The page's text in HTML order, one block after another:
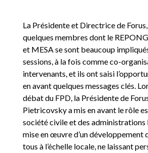
La Présidente et Directrice de
quelques membres dont le
et MESA se sont beaucoup
sessions, à la fois comme co-
intervenants, et ils ont saisi
en avant quelques messages clés.
débat du FPD, la Présidente de
Pietricovsky a mis en avant le rôle
société civile et des administrations
mise en œuvre d’un développement
tous à l’échelle locale, ne laissant